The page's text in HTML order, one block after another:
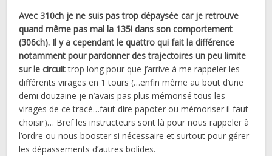
Avec 310ch je ne suis pas trop dépaysée car je retrouve
quand même pas mal la 135i dans son comportement
(306ch). Il y a cependant le quattro qui fait la différence
notamment pour pardonner des trajectoires un peu limite
sur le circuittrop long pour que j’arrive à me rappeler les
différents virages en 1 tours (…enfin même au bout d’une
demi douzaine je n’avais pas plus mémorisé tous les
virages de ce tracé…faut dire papoter ou mémoriser il faut
choisir)… Bref les instructeurs sont là pour nous rappeler à
l’ordre ou nous booster si nécessaire et surtout pour gérer
les dépassements d’autres bolides.